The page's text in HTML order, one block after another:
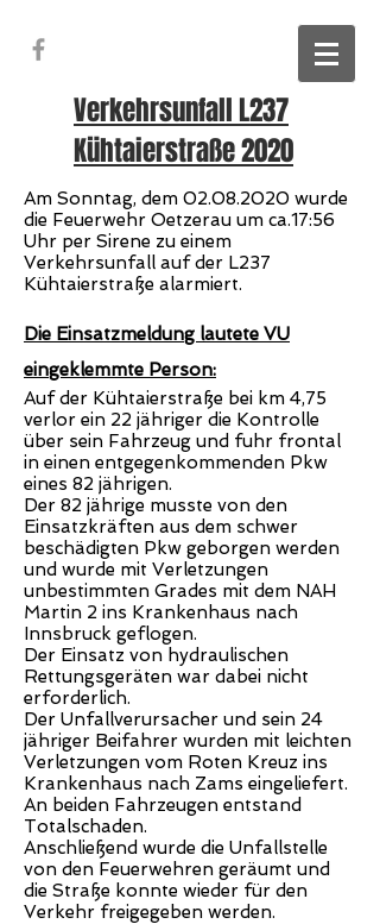
Verkehrsunfall L237
Kühtaierstraße 2020
Am Sonntag, dem 02.08.2020 wurde
die Feuerwehr Oetzerau um ca.17:56
Uhr per Sirene zu einem
Verkehrsunfall auf der L237
Kühtaierstraße alarmiert.
Die Einsatzmeldung lautete VU
eingeklemmte Person:
Auf der Kühtaierstraße bei km 4,75
verlor ein 22 jähriger die Kontrolle
über sein Fahrzeug und fuhr frontal
in einen entgegenkommenden Pkw
eines 82 jährigen.
Der 82 jährige musste von den
Einsatzkräften aus dem schwer
beschädigten Pkw geborgen werden
und wurde mit Verletzungen
unbestimmten Grades mit dem NAH
Martin 2 ins Krankenhaus nach
Innsbruck geflogen.
Der Einsatz von hydraulischen
Rettungsgeräten war dabei nicht
erforderlich.
Der Unfallverursacher und sein 24
jähriger Beifahrer wurden mit leichten
Verletzungen vom Roten Kreuz ins
Krankenhaus nach Zams eingeliefert.
An beiden Fahrzeugen entstand
Totalschaden.
Anschließend wurde die Unfallstelle
von den Feuerwehren geräumt und
die Straße konnte wieder für den
Verkehr freigegeben werden.